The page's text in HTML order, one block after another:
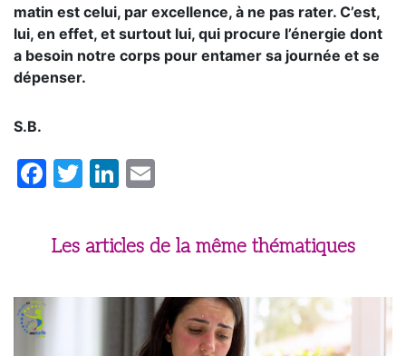
matin est celui, par excellence, à ne pas rater. C’est,
lui, en effet, et surtout lui, qui procure l’énergie dont
a besoin notre corps pour entamer sa journée et se
dépenser.
S.B.
Facebook
TwitterLinkedIn
Les articles de la même thématiques